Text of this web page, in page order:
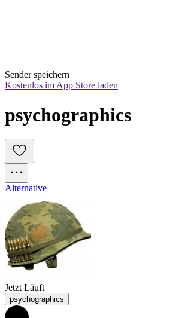
Sender speichern
Kostenlos im App Store laden
psychographics
Alternative
Jetzt Läuft
psychographics